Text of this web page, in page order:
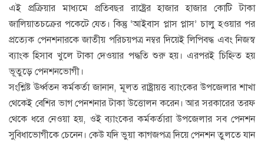
এই প্রক্রিয়ার মাধ্যমে প্রতিবছর রাষ্ট্রের হাজার হাজার কোটি টাকা
জালিয়াতচক্রের পকেটে যেত। কিন্তু ‘আইবাস প্লাস প্লাস’ চালু হওয়ার পর
প্রত্যেক পেনশনারকে জাতীয় পরিচয়পত্র নম্বর দিয়েই লিপিবদ্ধ এবং নিজস্ব
ব্যাংক হিসাব খুলে টাকা দেওয়ার পদ্ধতি শুরু হয়। এরপরই চিহ্নিত হয়
ভূতুড়ে পেনশনভোগী।
সংশ্লিষ্ট ঊর্ধ্বতন কর্মকর্তা জানান, মূলত রাষ্ট্রায়ত্ত ব্যাংকের উপজেলার শাখা
থেকেই বেশির ভাগ পেনশনার টাকা উত্তোলন করেন। আর সরকারের তরফ
থেকে ধরে নেওয়া হয়, ওই ব্যাংকের কর্মকর্তারা উপজেলার সব পেনশন
সুবিধাভোগীকে চেনেন। কেউ যদি ভুয়া কাগজপত্র দিয়ে পেনশন তুলতে যান